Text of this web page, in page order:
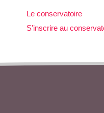
Le conservatoire
S'inscrire au